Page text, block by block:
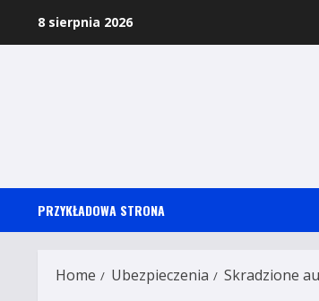
8 sierpnia 2026
PRZYKŁADOWA STRONA
Home Ubezpieczenia Skradzione